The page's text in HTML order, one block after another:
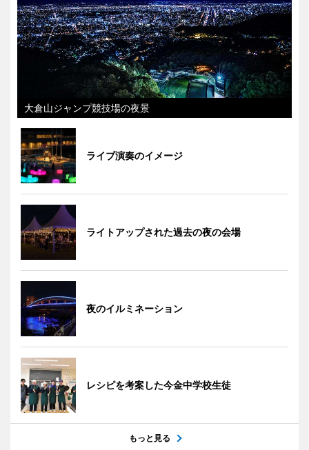
大倉山ジャンプ競技場の夜景
ライブ演奏のイメージ
ライトアップされた過去の夜の会場
夜のイルミネーション
レシピを考案した今金中学校生徒
もっと見る